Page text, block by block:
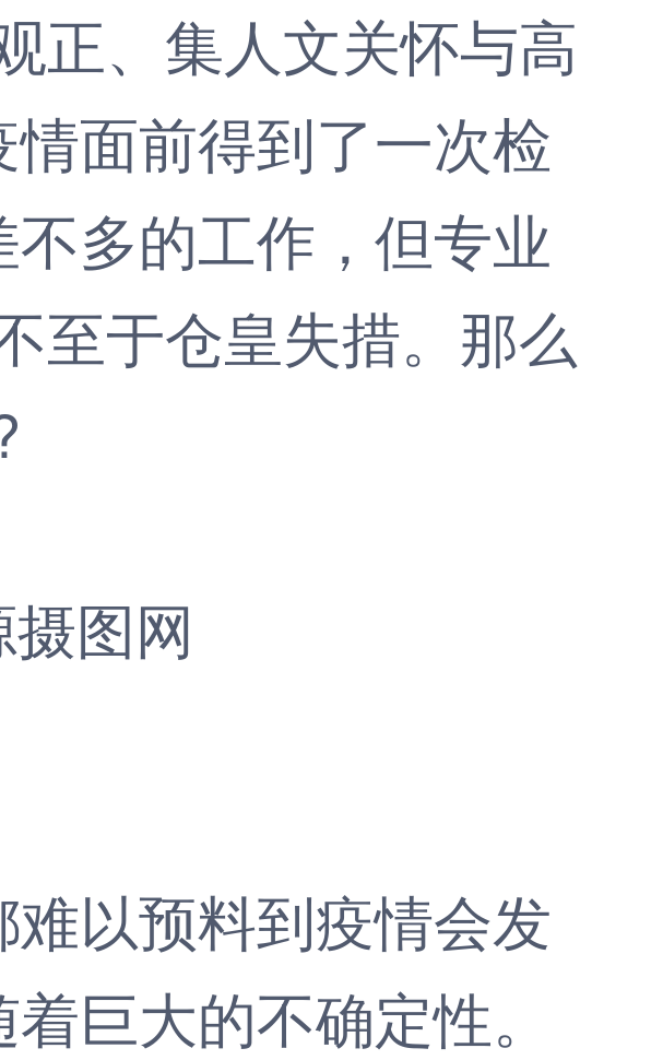
正、集人文关怀与高
面前得到了一次检
多的工作，但专业
至于仓皇失措。那么
图网
以预料到疫情会发
巨大的不确定性。